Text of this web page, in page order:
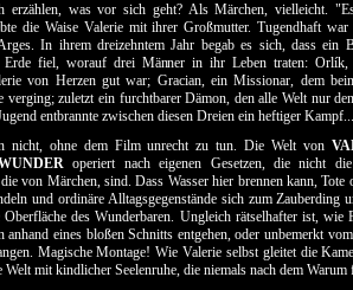
erzählen, was vor sich geht? Als Märchen, vielleicht.
die Waise Valerie mit ihrer Großmutter. Tugendhaft
In ihrem dreizehntem Jahr begab es sich, dass ein
Erde fiel, worauf drei Männer in ihr Leben traten: Orlík,
von Herzen gut war; Gracian, ein Missionar, dem
verging; zuletzt ein furchtbarer Dämon, den alle Welt nur
entbrannte zwischen diesen Dreien ein heftiger
nicht, ohne dem Film unrecht zu tun. Die Welt von
operiert nach eigenen Gesetzen, die nicht
von Märchen, sind. Dass Wasser hier brennen kann, Tote
und ordinäre Alltagsgegenstände sich zum Zauberding
des Wunderbaren. Ungleich rätselhafter ist, wie
anhand eines bloßen Schnitts entgehen, oder unbemerkt
Magische Montage! Wie Valerie selbst gleitet die
mit kindlicher Seelenruhe, die niemals nach dem Warum